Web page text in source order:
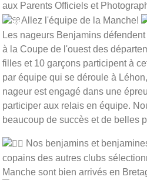
aux Parents Officiels et
Allez l'équipe de la Manche!
Les nageurs Benjamins
à la Coupe de l'ouest des
filles et 10 garçons participent à
par équipe qui se déroule à
nageur est engagé dans une
participer aux relais en équipe.
beaucoup de succès et de belles
Nos benjamins et
copains des autres clubs
Manche sont bien arrivés en